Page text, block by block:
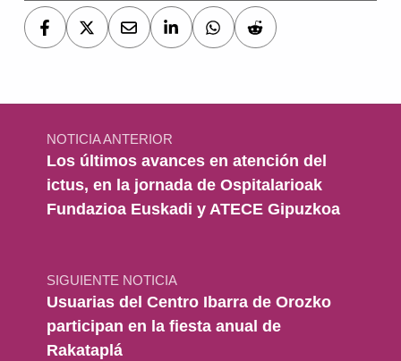
Navegación de entradas
NOTICIA ANTERIOR
Los últimos avances en atención del
ictus, en la jornada de Ospitalarioak
Fundazioa Euskadi y ATECE Gipuzkoa
SIGUIENTE NOTICIA
Usuarias del Centro Ibarra de Orozko
participan en la fiesta anual de
Rakataplá